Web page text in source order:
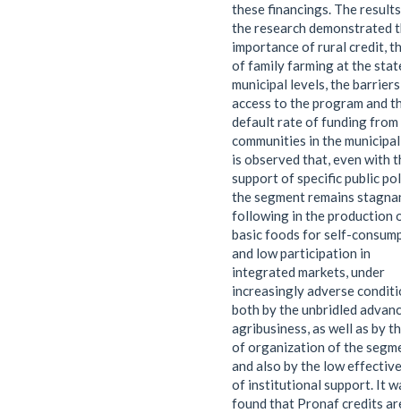
these financings. The
the research demonstrated
importance of rural credit,
of family farming at the
municipal levels, the
access to the program and
default rate of funding
communities in the
is observed that, even with
support of specific public
the segment remains
following in the production
basic foods for self-
and low participation in
integrated markets, under
increasingly adverse
both by the unbridled
agribusiness, as well as by
of organization of the
and also by the low
of institutional support. It
found that Pronaf credits